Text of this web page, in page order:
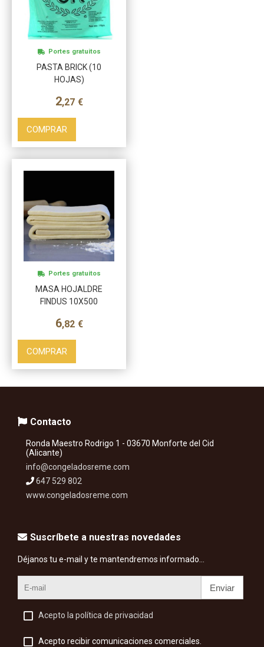
PASTA BRICK (10
HOJAS)
2,27 €
Portes gratuitos
COMPRAR
MASA HOJALDRE
FINDUS 10X500
6,82 €
Portes gratuitos
COMPRAR
Contacto
Ronda Maestro Rodrigo 1 - 03670 Monforte del Cid
(Alicante)
info@congeladosreme.com
647 529 802
www.congeladosreme.com
Suscríbete a nuestras novedades
Déjanos tu e-mail y te mantendremos informado...
Enviar
Acepto la política de privacidad
Acepto recibir comunicaciones comerciales.